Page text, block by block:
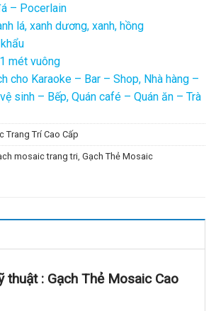
– Pocerlain
lá, xanh dương, xanh, hồng
mét vuông
cho Karaoke – Bar – Shop, Nhà hàng –
sinh – Bếp, Quán café – Quán ăn – Trà
Trang Trí Cao Cấp
mosaic trang tri Gạch Thẻ Mosaic
thuật : Gạch Thẻ Mosaic Cao